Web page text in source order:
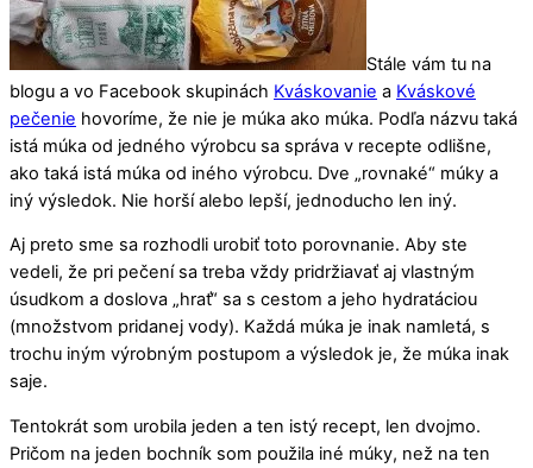
Stále vám tu na
blogu a vo Facebook skupinách Kváskovanie a Kváskové
pečenie hovoríme, že nie je múka ako múka. Podľa názvu taká
istá múka od jedného výrobcu sa správa v recepte odlišne,
ako taká istá múka od iného výrobcu. Dve „rovnaké“ múky a
iný výsledok. Nie horší alebo lepší, jednoducho len iný.
Aj preto sme sa rozhodli urobiť toto porovnanie. Aby ste
vedeli, že pri pečení sa treba vždy pridržiavať aj vlastným
úsudkom a doslova „hrať“ sa s cestom a jeho hydratáciou
(množstvom pridanej vody). Každá múka je inak namletá, s
trochu iným výrobným postupom a výsledok je, že múka inak
saje.
Tentokrát som urobila jeden a ten istý recept, len dvojmo.
Pričom na jeden bochník som použila iné múky, než na ten